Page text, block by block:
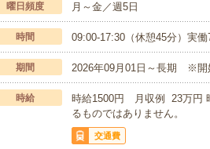
曜日頻度 月～金／週5日
時間 09:00-17:30（休憩45分）実働
期間 2026年09月01日～長期 ※
時給
時給1500円 月収例 23万円
るものではありません。
交通費